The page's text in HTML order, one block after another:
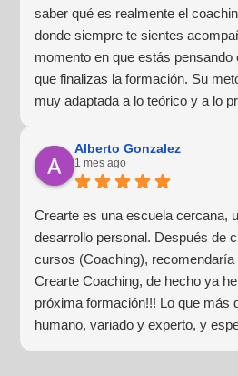
saber qué es realmente el
donde siempre te sientes
momento en que estás pensando
que finalizas la formación. Su
muy adaptada a lo teórico y a lo
¡Para mí fue una excelente
Alberto Gonzalez
1 mes ago
Crearte es una escuela cercana,
desarrollo personal. Después de
cursos (Coaching), recomendaría
Crearte Coaching, de hecho ya
próxima formación!!! Lo que más
humano, variado y experto, y